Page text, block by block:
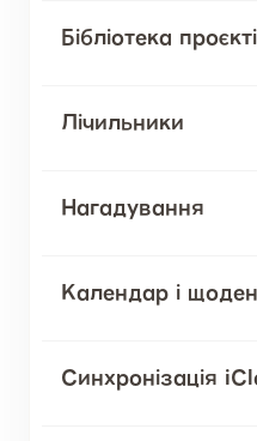
Бібліотека
Лічильники
Нагадування
Календар і
Синхронізація